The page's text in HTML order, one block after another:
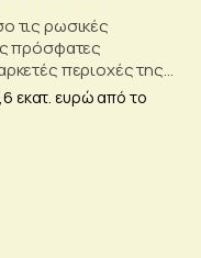
τις ρωσικές
πρόσφατες
περιοχές της
μεταξύ αμάχων και